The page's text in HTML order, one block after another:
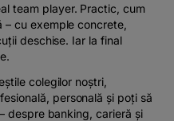
team player. Practic, cum
cu exemple concrete,
deschise. Iar la final
colegilor noștri,
personală și poți să
despre banking, carieră și